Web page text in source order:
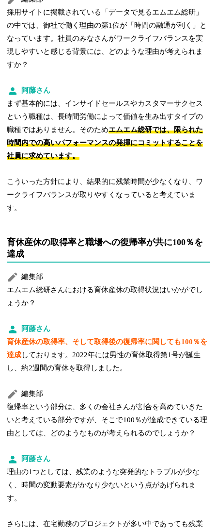
採用サイトに掲載されている「データで見るエムエム総研」
の中では、御社で働く理由の第1位が「時間の融通が利く」と
なっています。社員のみなさんがワークライフバランスを実
現しやすいと感じる背景には、どのような理由が考えられま
すか？
阿藤さん
まず基本的には、インサイドセールスやカスタマーサクセス
という職種は、長時間労働によって価値を生み出すタイプの
職種ではありません。そのためエムエム総研では、限られた
時間内での高いパフォーマンスの発揮にコミットすることを
社員に求めています。
こういった方針により、結果的に残業時間が少なくなり、ワ
ークライフバランスが取りやすくなっていると考えていま
す。
育休産休の取得率と職場への復帰率が共に100％を
達成
編集部
エムエム総研さんにおける育休産休の取得状況はいかがでし
ょうか？
阿藤さん
育休産休の取得率、そして取得後の復帰率に関しても100％を
達成しております。2022年には男性の育休取得第1号が誕生
し、約2週間の育休を取得しました。
編集部
復帰率という部分は、多くの会社さんが割合を高めていきた
いと考えている部分ですが、そこで100％が達成できている理
由としては、どのようなものが考えられるのでしょうか？
阿藤さん
理由の1つとしては、残業のような突発的なトラブルが少な
く、時間の変動要素がかなり少ないという点があげられま
す。
さらには、在宅勤務のプロジェクトが多い中であっても残業